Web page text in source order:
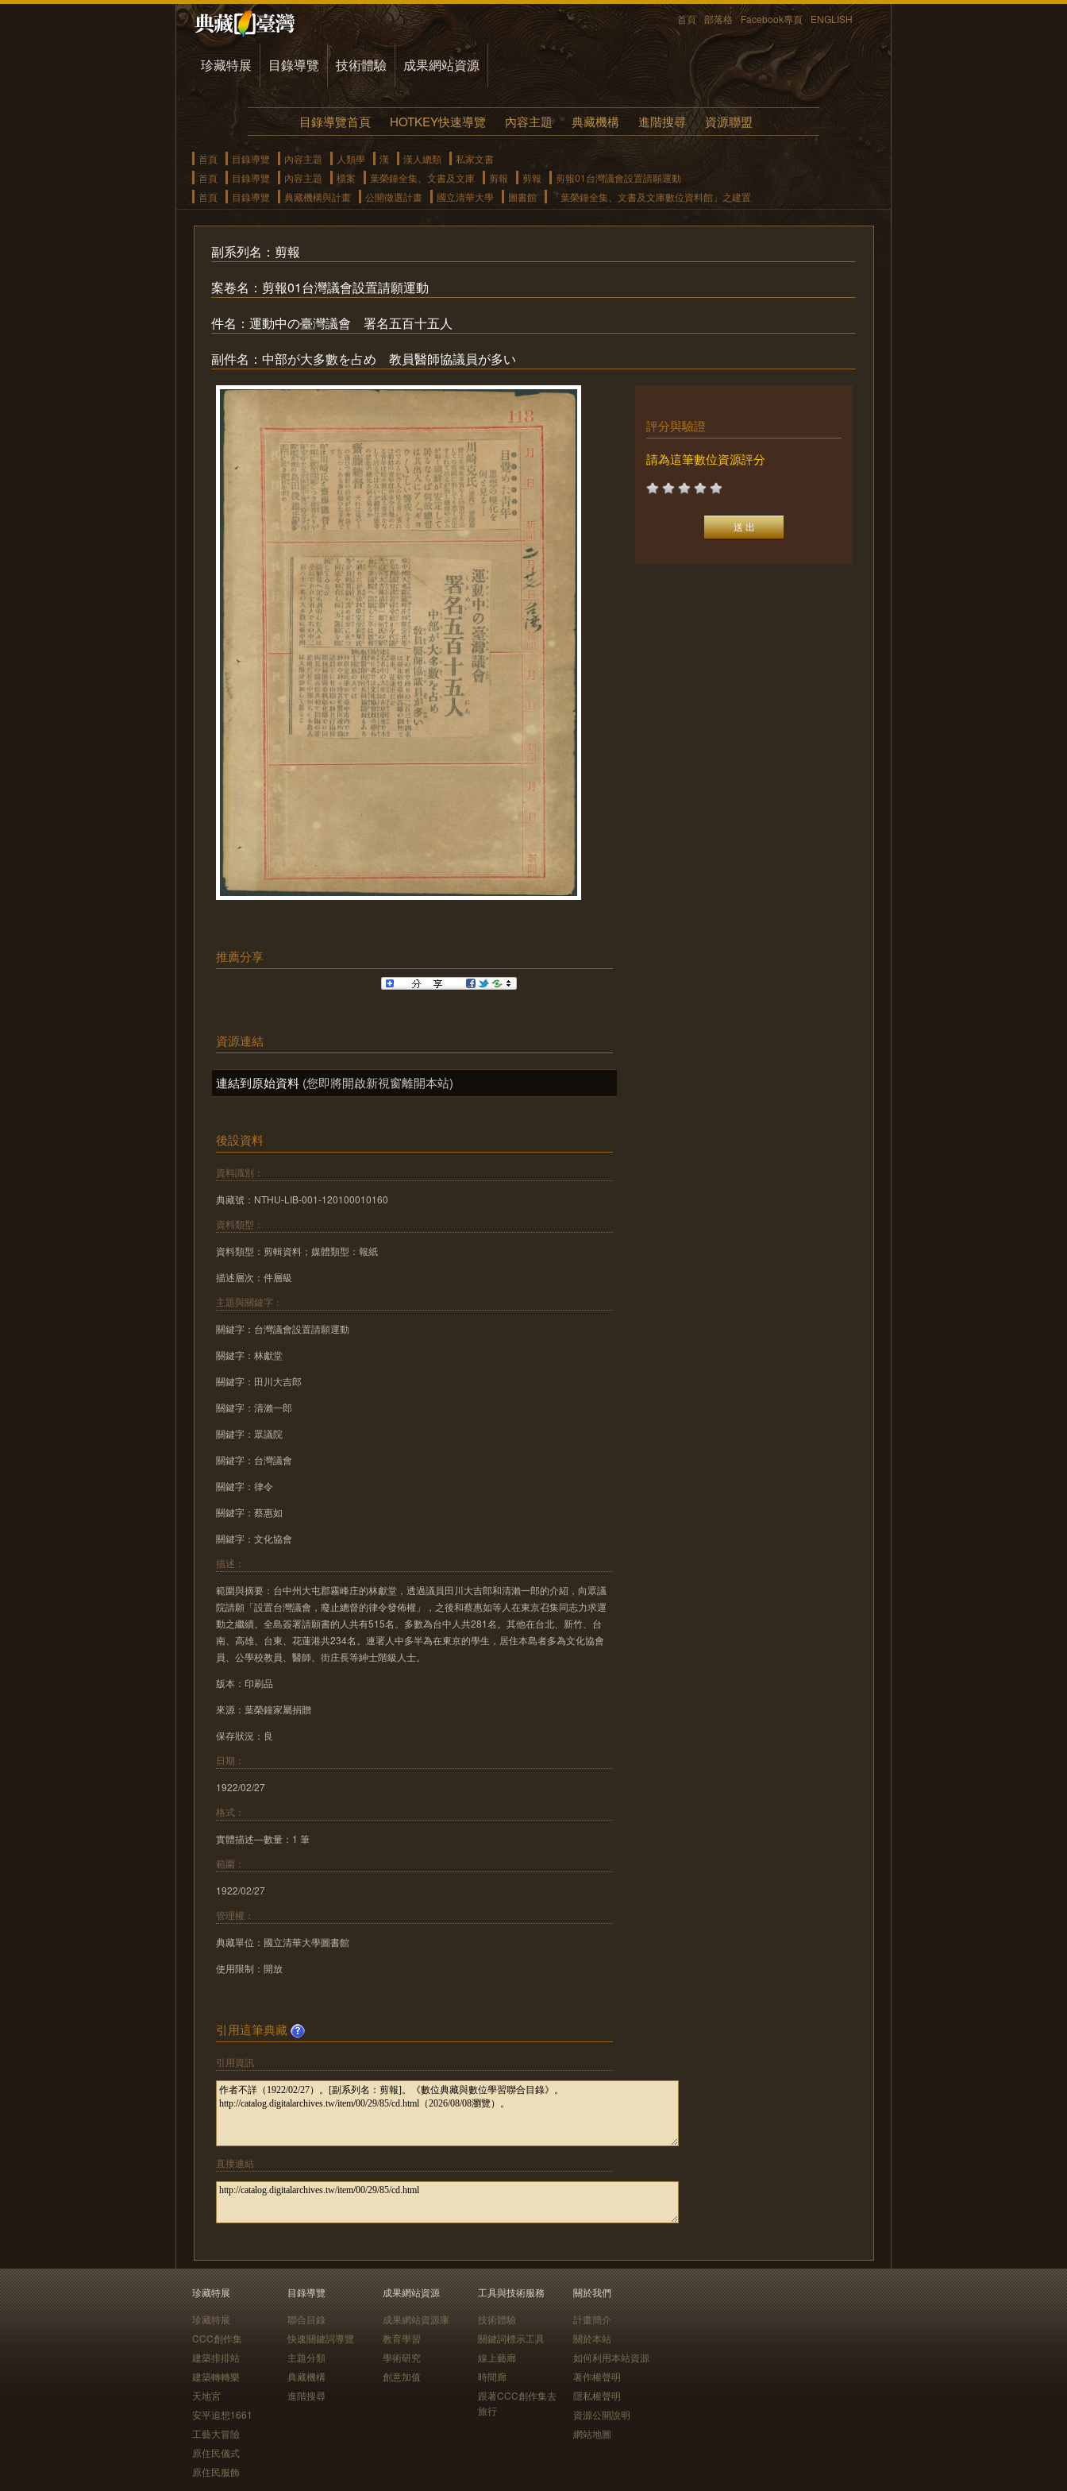
首頁 部落格 Facebook專頁 ENGLISH
珍藏特展 目錄導覽 技術體驗 成果網站資源
目錄導覽首頁 HOTKEY快速導覽 內容主題 典藏機構 進階搜尋 資源聯盟
首頁 目錄導覽 內容主題 人類學 漢 漢人總類
私家文書
首頁
目錄導覽 內容主題 檔案 葉榮鐘全集、文書及文庫 剪報 剪報
剪報01台灣議會設置請願運動
首頁
目錄導覽 典藏機構與計畫 公開徵選計畫 國立清華大學 圖書館 「葉榮鐘全集、文書及文庫數位資料館」之建置
副系列名：剪報
案卷名：剪報01台灣議會設置請願運動
件名：運動中の臺灣議會 署名五百十五人
副件名：中部が大多數を占め 教員醫師協議員が多い
推薦分享
資源連結
連結到原始資料 (您即將開啟新視窗離開本站)
後設資料
資料識別：
典藏號：NTHU-LIB-001-120100010160
資料類型：
資料類型：剪輯資料；媒體類型：報紙
描述層次：件層級
主題與關鍵字：
關鍵字：台灣議會設置請願運動
關鍵字：林獻堂
關鍵字：田川大吉郎
關鍵字：清瀨一郎
關鍵字：眾議院
關鍵字：台灣議會
關鍵字：律令
關鍵字：蔡惠如
關鍵字：文化協會
描述：
範圍與摘要：台中州大屯郡霧峰庄的林獻堂，透過議員田川大吉郎和清瀨一郎的介紹，向眾議
院請願「設置台灣議會，廢止總督的律令發佈權」，之後和蔡惠如等人在東京召集同志力求運
動之繼續。全島簽署請願書的人共有515名。多數為台中人共281名。其他在台北、新竹、台
南、高雄、台東、花蓮港共234名。連署人中多半為在東京的學生，居住本島者多為文化協會
員、公學校教員、醫師、街庄長等紳士階級人士。
版本：印刷品
來源：葉榮鐘家屬捐贈
保存狀況：良
日期：
1922/02/27
格式：
實體描述—數量：1 筆
範圍：
1922/02/27
管理權：
典藏單位：國立清華大學圖書館
使用限制：開放
引用這筆典藏
引用資訊
直接連結
評分與驗證
請為這筆數位資源評分
珍藏特展
珍藏特展
CCC創作集
建築排排站
建築轉轉樂
天地宮
安平追想1661
工藝大冒險
原住民儀式
原住民服飾
目錄導覽
聯合目錄
快速關鍵詞導覽
主題分類
典藏機構
進階搜尋
成果網站資源
成果網站資源庫
教育學習
學術研究
創意加值
工具與技術服務
技術體驗
關鍵詞標示工具
線上藝廊
時間廊
跟著CCC創作集去
旅行
關於我們
計畫簡介
關於本站
如何利用本站資源
著作權聲明
隱私權聲明
資源公開說明
網站地圖